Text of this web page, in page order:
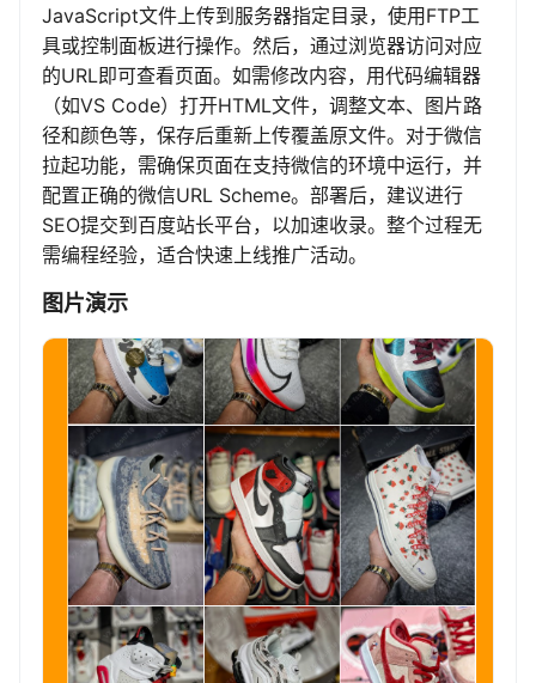
JavaScript文件上传到服务器指定目录，使用FTP工
具或控制面板进行操作。然后，通过浏览器访问对应
的URL即可查看页面。如需修改内容，用代码编辑器
（如VS Code）打开HTML文件，调整文本、图片路
径和颜色等，保存后重新上传覆盖原文件。对于微信
拉起功能，需确保页面在支持微信的环境中运行，并
配置正确的微信URL Scheme。部署后，建议进行
SEO提交到百度站长平台，以加速收录。整个过程无
需编程经验，适合快速上线推广活动。
图片演示